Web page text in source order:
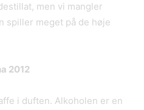
men vi mangler
spiller meget på de høje
2012
i duften. Alkoholen er en